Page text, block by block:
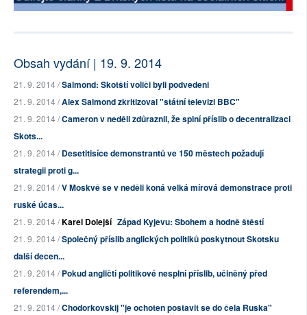
Obsah vydání | 19. 9. 2014
21. 9. 2014 /Salmond: Skotští voliči byli podvedeni
21. 9. 2014 /Alex Salmond zkritizoval "státní televizi BBC"
21. 9. 2014 /Cameron v neděli zdůraznil, že splní příslib o decentralizaci
Skots...
21. 9. 2014 /Desetitisíce demonstrantů ve 150 městech požadují
strategii proti g...
21. 9. 2014 /V Moskvě se v neděli koná velká mírová demonstrace proti
ruské účas...
21. 9. 2014 /Karel Dolejší Západ Kyjevu: Sbohem a hodně štěstí
21. 9. 2014 /Společný příslib anglických politiků poskytnout Skotsku
další decen...
21. 9. 2014 /Pokud angličtí politikové nesplní příslib, učiněný před
referendem,...
21. 9. 2014 /Chodorkovskij "je ochoten postavit se do čela Ruska"